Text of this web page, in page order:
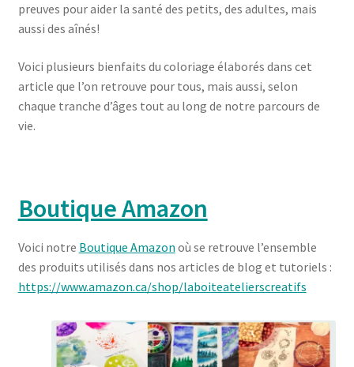
preuves pour aider la santé des petits, des adultes, mais
aussi des aînés!
Voici plusieurs bienfaits du coloriage élaborés dans cet
article que l’on retrouve pour tous, mais aussi, selon
chaque tranche d’âges tout au long de notre parcours de
vie.
Boutique Amazon
Voici notre Boutique Amazon où se retrouve l’ensemble
des produits utilisés dans nos articles de blog et tutoriels :
https://www.amazon.ca/shop/laboiteatelierscreatifs